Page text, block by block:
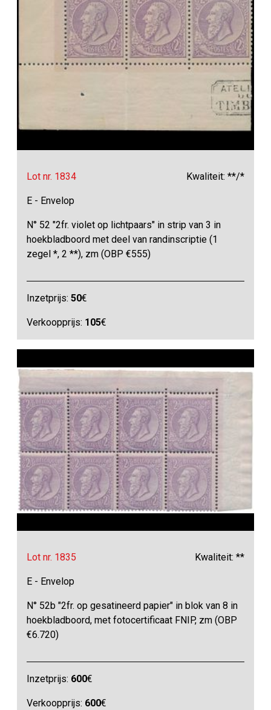
Lot nr. 1834 Kwaliteit: **/*
E - Envelop
N° 52 "2fr. violet op lichtpaars" in strip van 3 in
hoekbladboord met deel van randinscriptie (1
zegel *, 2 **), zm (OBP €555)
Inzetprijs:50€
Verkoopprijs: 105€
Lot nr. 1835 Kwaliteit: **
E - Envelop
N° 52b "2fr. op gesatineerd papier" in blok van 8 in
hoekbladboord, met fotocertificaat FNIP, zm (OBP
€6.720)
Inzetprijs: 600€
Verkoopprijs: 600€